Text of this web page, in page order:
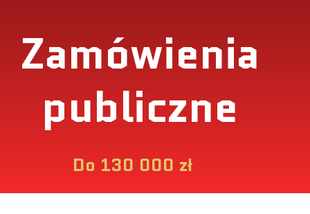
Zamówienia
publiczne
Do 130 000 zł